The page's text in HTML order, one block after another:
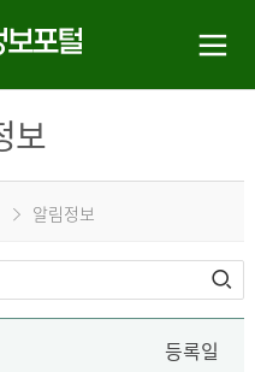
보
알림정보
등록일